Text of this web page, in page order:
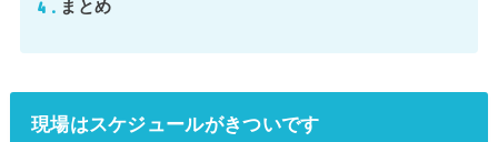
4 まとめ
現場はスケジュールがきついです